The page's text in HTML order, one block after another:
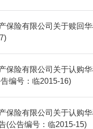
保险有限公司关于赎回
保险有限公司关于认购
编号：临2015-16)
保险有限公司关于认购
(公告编号：临2015-15)